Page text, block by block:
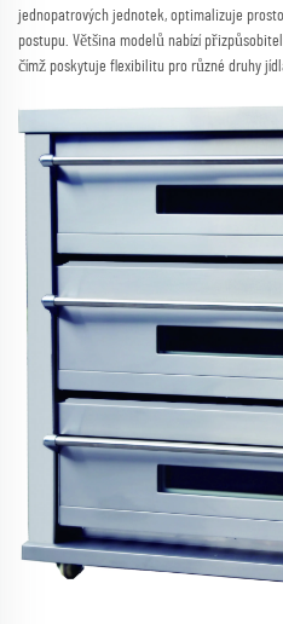
jednopatrových jednotek, optimalizuje
postupu. Většina modelů nabízí
čímž poskytuje flexibilitu pro různé druhy